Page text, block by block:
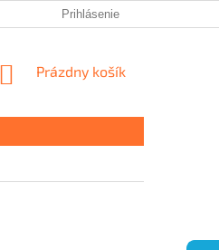
Prihlásenie
NÁKUPNÝ
Prázdny košík